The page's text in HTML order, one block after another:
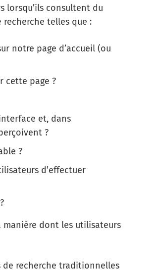
lorsqu’ils consultent du
telles que :
notre page d’accueil (ou
cette page ?
et, dans
?
?
d’effectuer
manière dont les utilisateurs
de recherche traditionnelles